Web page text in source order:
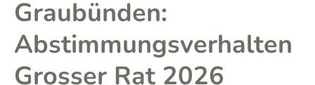
Graubünden:
Abstimmungsverhalten
Grosser Rat 2026